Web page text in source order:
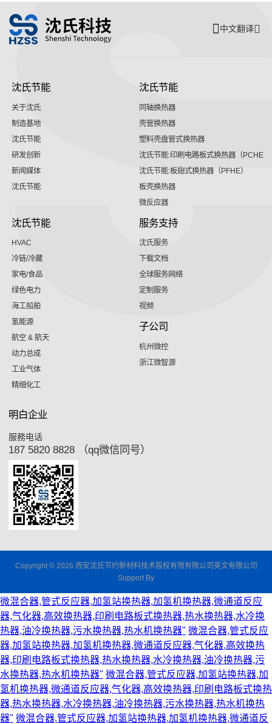
中文翻译
沈氏节能
关于沈氏
制造基地
沈氏节能
研发创新
新闻媒体
沈氏节能
沈氏节能
同轴换热器
壳管换热器
塑料壳盘管式换热器
沈氏节能:印刷电路板式换热器（PCHE）
沈氏节能:板翅式换热器（PFHE）
板壳换热器
微反应器
沈氏节能
HVAC
冷链/冷藏
家电/食品
绿色电力
海工船舶
氢能源
航空 & 航天
动力总成
工业气体
精细化工
服务支持
沈氏服务
下载文档
全球服务网络
定制服务
视频
子公司
杭州微控
浙江微智源
明白企业
服務电话
187 5820 8828 （qq微信同号）
Copyright © 2026 西安沈氏节约新材料技术股权有限有限公司英文有限公司
Support By
微混合器,管式反应器,加氢站换热器,加氢机换热器,微通道反应
器,气化器,高效换热器,印刷电路板式换热器,热水换热器,水冷换
热器,油冷换热器,污水换热器,热水机换热器" 微混合器,管式反应
器,加氢站换热器,加氢机换热器,微通道反应器,气化器,高效换热
器,印刷电路板式换热器,热水换热器,水冷换热器,油冷换热器,污
水换热器,热水机换热器" 微混合器,管式反应器,加氢站换热器,加
氢机换热器,微通道反应器,气化器,高效换热器,印刷电路板式换热
器,热水换热器,水冷换热器,油冷换热器,污水换热器,热水机换热
器" 微混合器,管式反应器,加氢站换热器,加氢机换热器,微通道反